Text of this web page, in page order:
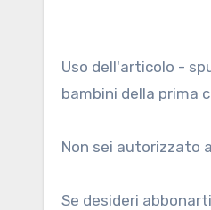
Uso dell'articolo - spunti di insegnamento, materiale didattico ed esempi di esercizi sull'uso dell'articolo per
bambini della prima
Non sei autorizzato
Se desideri